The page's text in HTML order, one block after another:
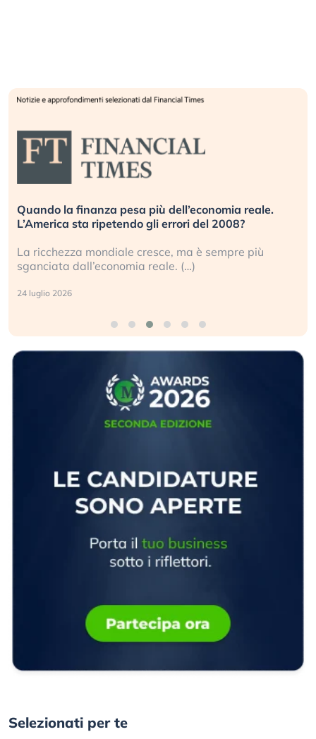
Quando la finanza pesa più dell’economia reale.
L’America sta ripetendo gli errori del 2008?
La ricchezza mondiale cresce, ma è sempre più
sganciata dall’economia reale. (…)
24 luglio 2026
Selezionati per te